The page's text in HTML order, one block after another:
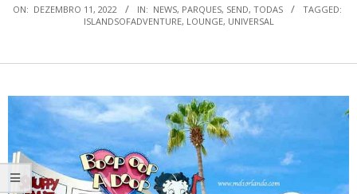
ON: DEZEMBRO 11, 2022 IN: NEWS, PARQUES, SEND, TODAS
TAGGED:
ISLANDSOFADVENTURE, LOUNGE, UNIVERSAL